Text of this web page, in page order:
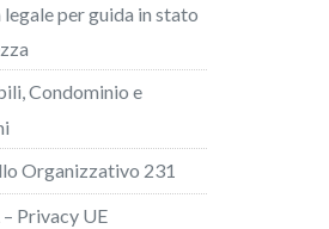
legale per guida in stato
Condominio e
Organizzativo 231
Privacy UE